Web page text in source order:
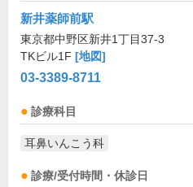
新井薬師前駅
東京都中野区新井1丁目37-3
TKビル1F [地図]
03-3389-8711
診療科目
耳鼻いんこう科
診療/受付時間・休診日